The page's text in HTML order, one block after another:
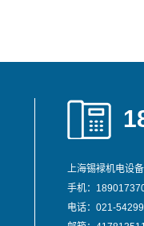
上海锡䘵机电设
手机：
电话：021-